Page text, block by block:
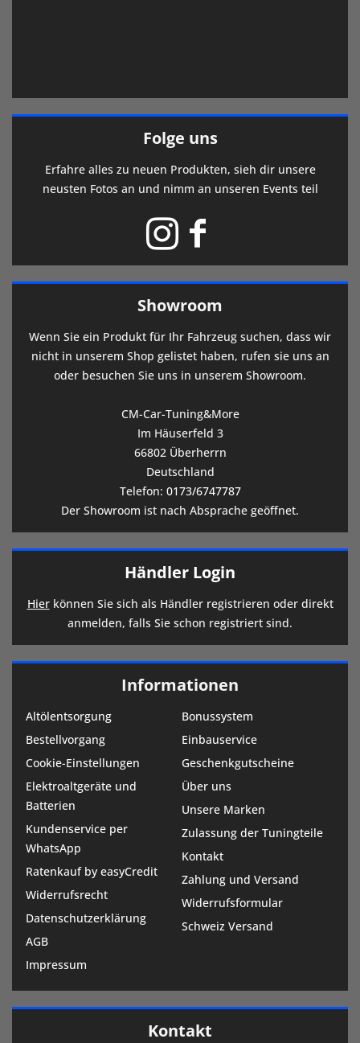
Folge uns
Erfahre alles zu neuen Produkten, sieh dir unsere
neusten Fotos an und nimm an unseren Events teil
Showroom
Wenn Sie ein Produkt für Ihr Fahrzeug suchen, dass wir
nicht in unserem Shop gelistet haben, rufen sie uns an
oder besuchen Sie uns in unserem Showroom.
CM-Car-Tuning&More
Im Häuserfeld 3
66802 Überherrn
Deutschland
Telefon: 0173/6747787
Der Showroom ist nach Absprache geöffnet.
Händler Login
Hierkönnen Sie sich als Händler registrieren oder direkt
anmelden, falls Sie schon registriert sind.
Informationen
Altölentsorgung
Bestellvorgang
Cookie-Einstellungen
Elektroaltgeräte und
Batterien
Kundenservice per
WhatsApp
Ratenkauf by easyCredit
Widerrufsrecht
Datenschutzerklärung
AGB
Impressum
Bonussystem
Einbauservice
Geschenkgutscheine
Über uns
Unsere Marken
Zulassung der Tuningteile
Kontakt
Zahlung und Versand
Widerrufsformular
Schweiz Versand
Kontakt